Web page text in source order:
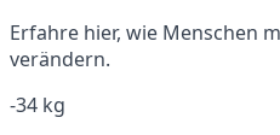
Erfahre hier, wie Menschen
verändern.
-34 kg